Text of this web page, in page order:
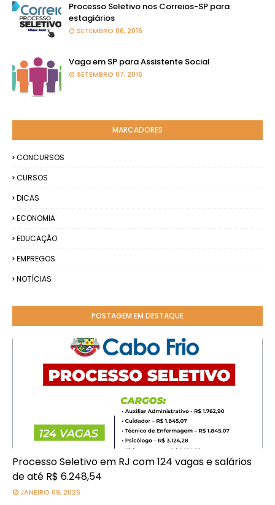
Processo Seletivo nos Correios-SP para
estagiários
SETEMBRO 06, 2016
Vaga em SP para Assistente Social
SETEMBRO 07, 2016
MARCADORES
CONCURSOS
CURSOS
DICAS
ECONOMIA
EDUCAÇÃO
EMPREGOS
NOTÍCIAS
POSTAGEM EM DESTAQUE
Processo Seletivo em RJ com 124 vagas e salários
de até R$ 6.248,54
JANEIRO 09, 2026